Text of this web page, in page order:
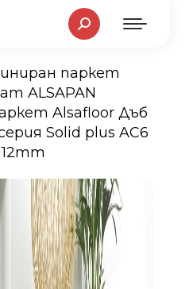
Search:
here:
паркет
ALSAPAN
Alsafloor Дъб
Solid plus AC6
12mm